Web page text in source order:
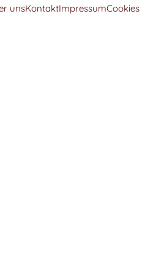
unsKontaktImpressumCookies